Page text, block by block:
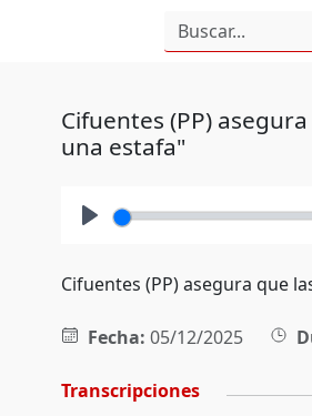
Cifuentes (PP)
una estafa"
Cifuentes (PP) asegura que
Fecha: 05/12/2025
Transcripciones